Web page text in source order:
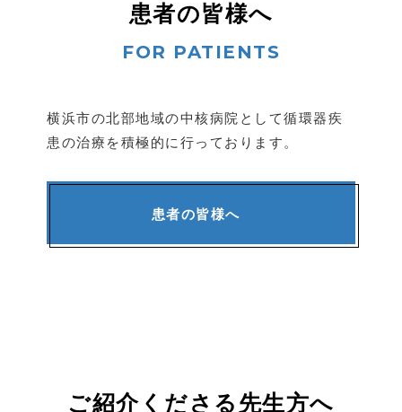
患者の皆様へ
横浜市の北部地域の中核病院として循環器疾
患の治療を積極的に行っております。
患者の皆様へ
ご紹介くださる先生方へ